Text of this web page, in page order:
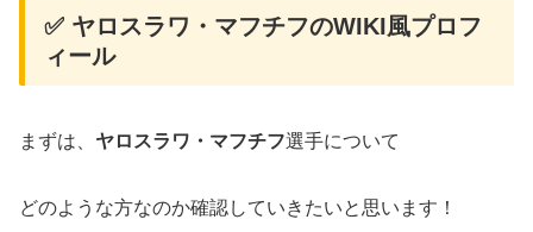
✅ ヤロスラワ・マフチフのWIKI風プロフ
ィール
まずは、 ヤロスラワ・マフチフ選手について
どのような方なのか確認していきたいと思います！